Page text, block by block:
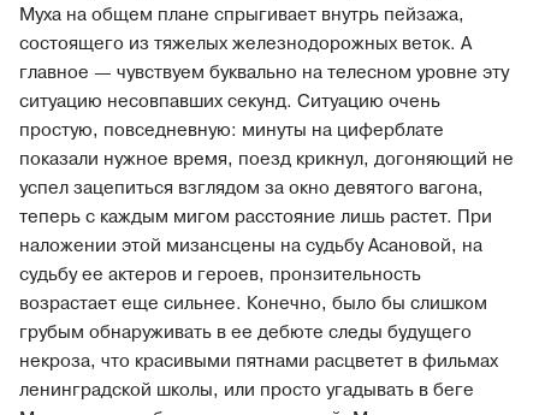
Муха на общем плане спрыгивает внутрь пейзажа,
состоящего из тяжелых железнодорожных веток. А
главное — чувствуем буквально на телесном уровне эту
ситуацию несовпавших секунд. Ситуацию очень
простую, повседневную: минуты на циферблате
показали нужное время, поезд крикнул, догоняющий не
успел зацепиться взглядом за окно девятого вагона,
теперь с каждым мигом расстояние лишь растет. При
наложении этой мизансцены на судьбу Асановой, на
судьбу ее актеров и героев, пронзительность
возрастает еще сильнее. Конечно, было бы слишком
грубым обнаруживать в ее дебюте следы будущего
некроза, что красивыми пятнами расцветет в фильмах
ленинградской школы, или просто угадывать в беге